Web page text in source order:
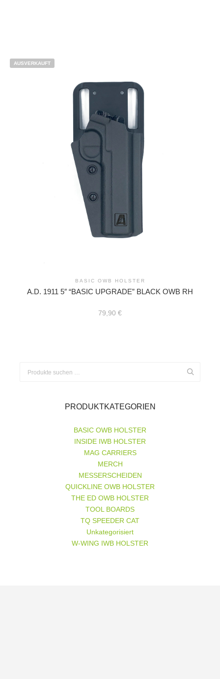
AUSVERKAUFT
BASIC OWB HOLSTER
A.D. 1911 5″ “BASIC UPGRADE” BLACK OWB RH
79,90 €
PRODUKTKATEGORIEN
BASIC OWB HOLSTER
INSIDE IWB HOLSTER
MAG CARRIERS
MERCH
MESSERSCHEIDEN
QUICKLINE OWB HOLSTER
THE ED OWB HOLSTER
TOOL BOARDS
TQ SPEEDER CAT
Unkategorisiert
W-WING IWB HOLSTER